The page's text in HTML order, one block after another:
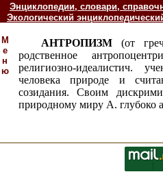
Энциклопедии, словари,
Экологический
М
е
н
ю
АНТРОПИЗМ (от
родственное
религиозно-идеалистич.
человека природе и
созидания. Своим
природному миру А. глубоко